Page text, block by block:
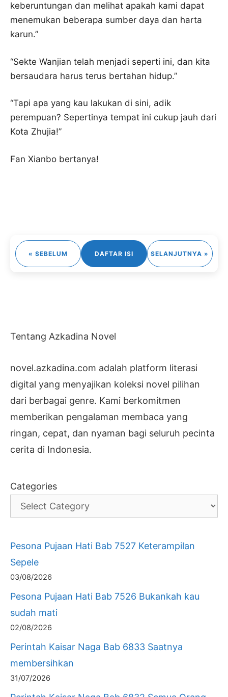
keberuntungan dan melihat apakah kami dapat
menemukan beberapa sumber daya dan harta
karun.”
“Sekte Wanjian telah menjadi seperti ini, dan kita
bersaudara harus terus bertahan hidup.”
“Tapi apa yang kau lakukan di sini, adik
perempuan? Sepertinya tempat ini cukup jauh dari
Kota Zhujia!”
Fan Xianbo bertanya!
« SEBELUM DAFTAR ISI SELANJUTNYA »
Tentang Azkadina Novel
novel.azkadina.com adalah platform literasi
digital yang menyajikan koleksi novel pilihan
dari berbagai genre. Kami berkomitmen
memberikan pengalaman membaca yang
ringan, cepat, dan nyaman bagi seluruh pecinta
cerita di Indonesia.
Categories
Pesona Pujaan Hati Bab 7527 Keterampilan
Sepele
03/08/2026
Pesona Pujaan Hati Bab 7526 Bukankah kau
sudah mati
02/08/2026
Perintah Kaisar Naga Bab 6833 Saatnya
membersihkan
31/07/2026